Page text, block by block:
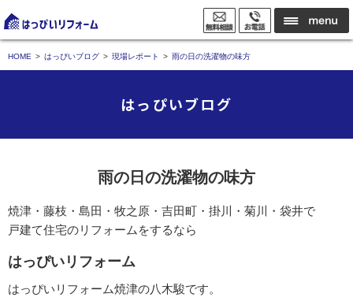
HOME はっぴいブログ 現場レポート 雨の日の洗濯物の味方
はっぴいブログ
雨の日の洗濯物の味方
焼津・藤枝・島田・牧之原・吉田町・掛川・菊川・袋井で
戸建て住宅のリフォームをするなら
はっぴいリフォーム
はっぴいリフォーム焼津の八木駿です。